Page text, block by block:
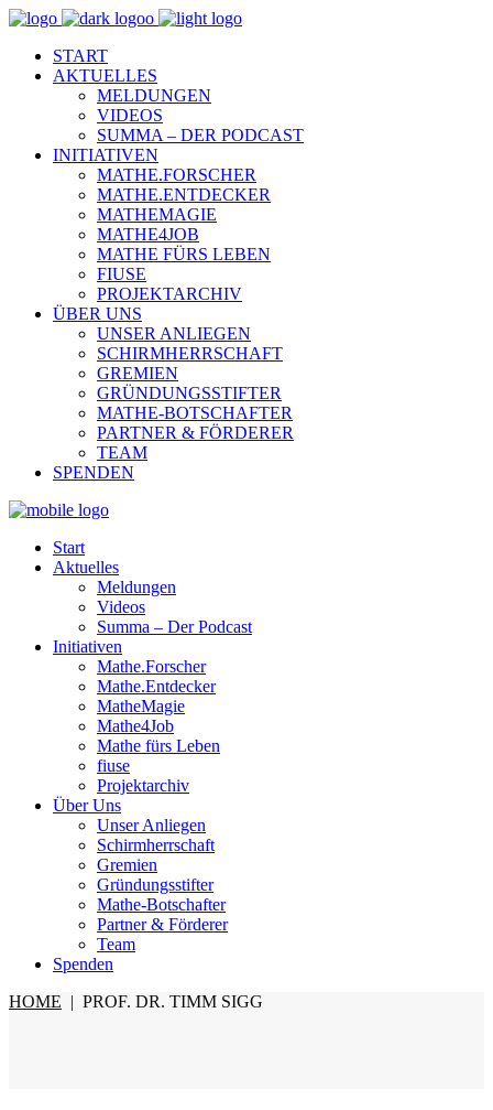
START
AKTUELLES
MELDUNGEN
VIDEOS
SUMMA – DER PODCAST
INITIATIVEN
MATHE.FORSCHER
MATHE.ENTDECKER
MATHEMAGIE
MATHE4JOB
MATHE FÜRS LEBEN
FIUSE
PROJEKTARCHIV
ÜBER UNS
UNSER ANLIEGEN
SCHIRMHERRSCHAFT
GREMIEN
GRÜNDUNGSSTIFTER
MATHE-BOTSCHAFTER
PARTNER & FÖRDERER
TEAM
SPENDEN
Start
Aktuelles
Meldungen
Videos
Summa – Der Podcast
Initiativen
Mathe.Forscher
Mathe.Entdecker
MatheMagie
Mathe4Job
Mathe fürs Leben
fiuse
Projektarchiv
Über Uns
Unser Anliegen
Schirmherrschaft
Gremien
Gründungsstifter
Mathe-Botschafter
Partner & Förderer
Team
Spenden
HOME | PROF. DR. TIMM SIGG